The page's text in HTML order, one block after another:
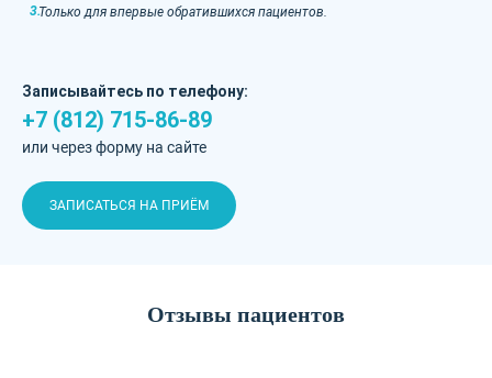
Только для впервые обратившихся пациентов.
Записывайтесь по телефону:
+7 (812) 715-86-89
или через форму на сайте
ЗАПИСАТЬСЯ НА ПРИЁМ
Отзывы пациентов